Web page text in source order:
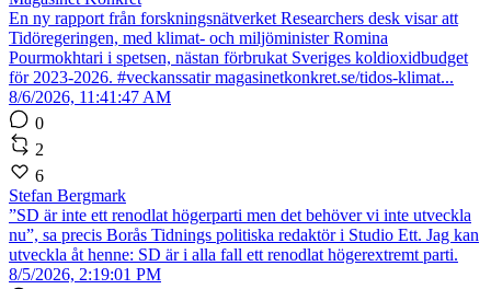
En ny rapport från forskningsnätverket Researchers desk visar att
Tidöregeringen, med klimat- och miljöminister Romina
Pourmokhtari i spetsen, nästan förbrukat Sveriges koldioxidbudget
för 2023-2026. #veckanssatir magasinetkonkret.se/tidos-klimat...
8/6/2026, 11:41:47 AM
0
2
6
Stefan Bergmark
”SD är inte ett renodlat högerparti men det behöver vi inte utveckla
nu”, sa precis Borås Tidnings politiska redaktör i Studio Ett. Jag kan
utveckla åt henne: SD är i alla fall ett renodlat högerextremt parti.
8/5/2026, 2:19:01 PM